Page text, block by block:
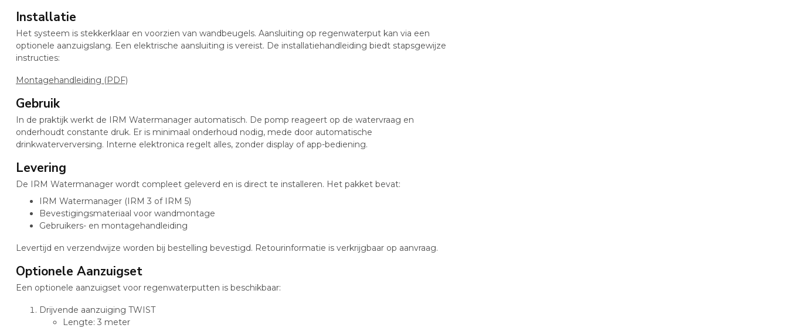
Installatie
Het systeem is stekkerklaar en voorzien van wandbeugels. Aansluiting op regenwaterput kan via een
optionele aanzuigslang. Een elektrische aansluiting is vereist. De installatiehandleiding biedt stapsgewijze
instructies:
Montagehandleiding (PDF)
Gebruik
In de praktijk werkt de IRM Watermanager automatisch. De pomp reageert op de watervraag en
onderhoudt constante druk. Er is minimaal onderhoud nodig, mede door automatische
drinkwaterverversing. Interne elektronica regelt alles, zonder display of app-bediening.
Levering
De IRM Watermanager wordt compleet geleverd en is direct te installeren. Het pakket bevat:
IRM Watermanager (IRM 3 of IRM 5)
Bevestigingsmateriaal voor wandmontage
Gebruikers- en montagehandleiding
Levertijd en verzendwijze worden bij bestelling bevestigd. Retourinformatie is verkrijgbaar op aanvraag.
Optionele Aanzuigset
Een optionele aanzuigset voor regenwaterputten is beschikbaar:
Drijvende aanzuiging TWIST
Lengte: 3 meter